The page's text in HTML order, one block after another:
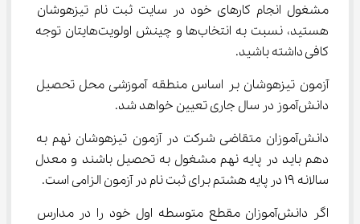
مشغول انجام کارهای خود در سایت ثبت نام تیزهوشان
هستید، نسبت به انتخاب‌ها و چینش اولویت‌هایتان توجه
کافی داشته باشید.
آزمون تیزهوشان بر اساس منطقه آموزشی محل تحصیل
دانش‌آموز در سال جاری تعیین خواهد شد.
دانش‌آموزان متقاضی شرکت در آزمون تیزهوشان نهم به
دهم باید در پایه نهم مشغول به تحصیل باشند و معدل
سالانه ۱۹ در پایه هشتم برای ثبت نام در آزمون الزامی است.
اگر دانش‌آموزان مقطع متوسطه اول خود را در مدارس